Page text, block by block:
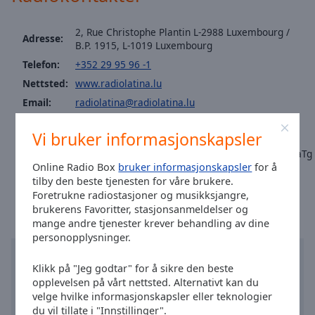
Vi bruker informasjonskapsler
Online Radio Box bruker informasjonskapsler for å
tilby den beste tjenesten for våre brukere.
Foretrukne radiostasjoner og musikksjangre,
brukerens Favoritter, stasjonsanmeldelser og
mange andre tjenester krever behandling av dine
personopplysninger.
Klikk på "Jeg godtar" for å sikre den beste
opplevelsen på vårt nettsted. Alternativt kan du
velge hvilke informasjonskapsler eller teknologier
du vil tillate i "Innstillinger".
Area
Color
Opacity
Family
Adresse:
2, Rue Christophe Plantin L-2988 Luxembourg /
B.P. 1915, L-1019 Luxembourg
Telefon:
+352 29 95 96 -1
Nettsted: www.radiolatina.lu
Email:
radiolatina@radiolatina.lu
Fax: +352 40 24 76
https://www.youtube.com/channel/UCacpCucjgoexzi8omfZ8aTg
Tid i Luxembourg:23:07,08.08.2026